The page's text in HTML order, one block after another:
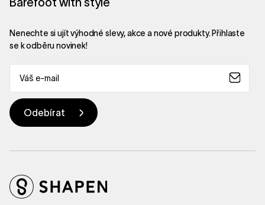
Nenechte si ujít výhodné slevy, akce a nové produkty. Přihlaste
se k odběru novinek!